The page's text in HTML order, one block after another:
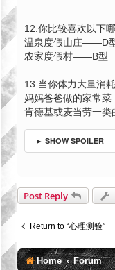
12.你比较喜欢以下
温泉度假山庄——D
农家度假村——B型
13.当你体力大量消
妈妈爸爸做的家常
肯德基或麦当劳一
► SHOW SPOILER
Post Reply
Return to “心理测验”
Home Forum